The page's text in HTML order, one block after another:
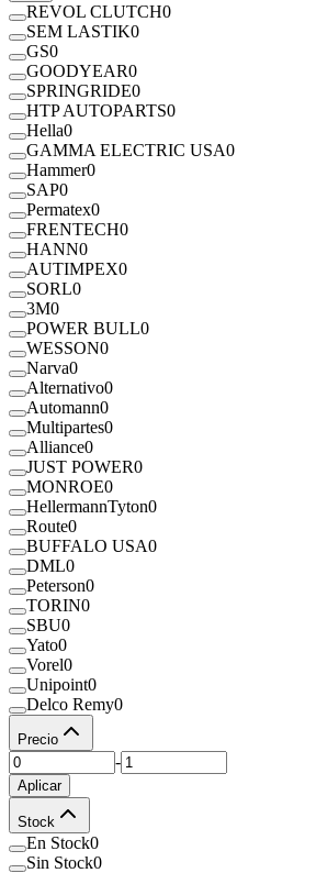
REVOL CLUTCH0
SEM LASTIK0
GS0
GOODYEAR0
SPRINGRIDE0
HTP AUTOPARTS0
Hella0
GAMMA ELECTRIC USA0
Hammer0
SAP0
Permatex0
FRENTECH0
HANN0
AUTIMPEX0
SORL0
3M0
POWER BULL0
WESSON0
Narva0
Alternativo0
Automann0
Multipartes0
Alliance0
JUST POWER0
MONROE0
HellermannTyton0
Route0
BUFFALO USA0
DML0
Peterson0
TORIN0
SBU0
Yato0
Vorel0
Unipoint0
Delco Remy0
Precio
-
Aplicar
Stock
En Stock0
Sin Stock0